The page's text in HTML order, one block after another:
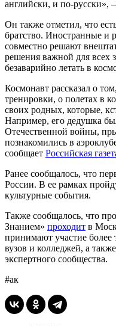
английски, и по-русски»,
Он также отметил, что
братство. Иностранные и
совместно решают
решения важной для всех
безаварийно летать в
Космонавт рассказал о
тренировки, о полетах в
своих родных, которые,
Например, его дедушка
Отечественной войны,
познакомились в
сообщает Российская
Ранее сообщалось, что
России. В ее рамках
культурные события.
Также сообщалось, что
Знанием» проходит в
принимают участие
вузов и колледжей, а
экспертного сообщества.
#ак